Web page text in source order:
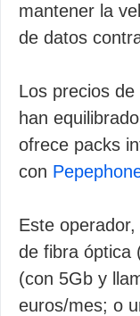
mantener la
de datos
Los precios
han
ofrece packs
con
Este
de fibra óptica
(con 5Gb y
euros/mes; o